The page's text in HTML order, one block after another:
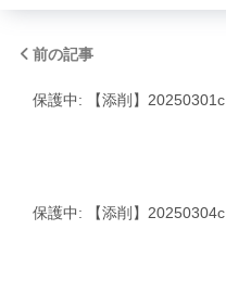
前の記事
保護中: 【添削】20250301c
保護中: 【添削】20250304c